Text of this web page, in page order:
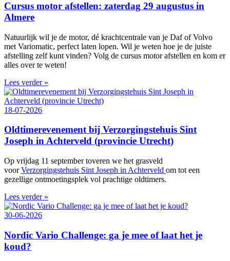
Cursus motor afstellen: zaterdag 29 augustus in
Almere
Natuurlijk wil je de motor, dé krachtcentrale van je Daf of Volvo
met Variomatic, perfect laten lopen. Wil je weten hoe je de juiste
afstelling zelf kunt vinden? Volg de cursus motor afstellen en kom er
alles over te weten!
Lees verder »
18-07-2026
Oldtimerevenement bij Verzorgingstehuis Sint
Joseph in Achterveld (provincie Utrecht)
Op vrijdag 11 september toveren we het grasveld
voorVerzorgingstehuis Sint Joseph in Achterveld om tot een
gezellige ontmoetingsplek vol prachtige oldtimers.
Lees verder »
30-06-2026
Nordic Vario Challenge: ga je mee of laat het je
koud?